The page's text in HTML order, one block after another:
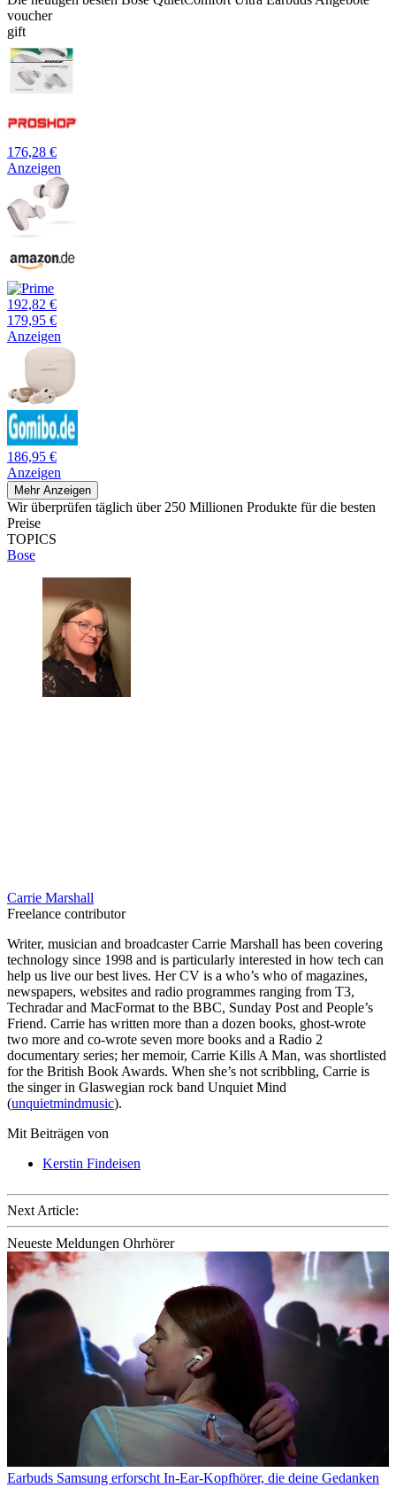
voucher
gift
176,28 €
Anzeigen
192,82 €
179,95 €
Anzeigen
186,95 €
Anzeigen
Mehr Anzeigen
Wir überprüfen täglich über 250 Millionen Produkte für die besten
Preise
TOPICS
Bose
Carrie Marshall
Freelance contributor
Writer, musician and broadcaster Carrie Marshall has been covering
technology since 1998 and is particularly interested in how tech can
help us live our best lives. Her CV is a who’s who of magazines,
newspapers, websites and radio programmes ranging from T3,
Techradar and MacFormat to the BBC, Sunday Post and People’s
Friend. Carrie has written more than a dozen books, ghost-wrote
two more and co-wrote seven more books and a Radio 2
documentary series; her memoir, Carrie Kills A Man, was shortlisted
for the British Book Awards. When she’s not scribbling, Carrie is
the singer in Glaswegian rock band Unquiet Mind
(unquietmindmusic).
Mit Beiträgen von
Kerstin Findeisen
Next Article:
Neueste Meldungen Ohrhörer
Earbuds Samsung erforscht In-Ear-Kopfhörer, die deine Gedanken